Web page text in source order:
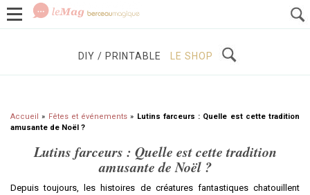
GROSSESSE BÉBÉS / ENFANTS
DIY / PRINTABLE LE SHOP
Accueil » Fêtes et événements » Lutins farceurs : Quelle est cette tradition
amusante de Noël ?
Lutins farceurs : Quelle est cette tradition
amusante de Noël ?
Depuis toujours, les histoires de créatures fantastiques chatouillent